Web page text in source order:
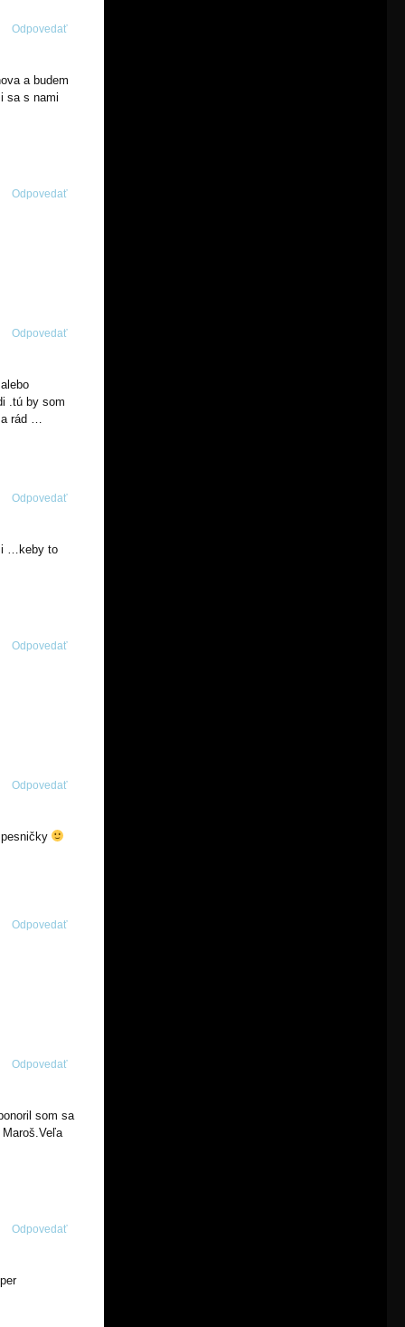
a budem
sa s nami
Odpovedať
Odpovedať
.tú by som
rád …
Odpovedať
…keby to
Odpovedať
Odpovedať
Odpovedať
Odpovedať
som sa
Odpovedať
Odpovedať